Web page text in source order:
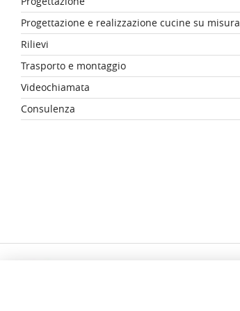
Progettazione e realizzazione cucine su misura
Rilievi
Trasporto e montaggio
Videochiamata
Consulenza